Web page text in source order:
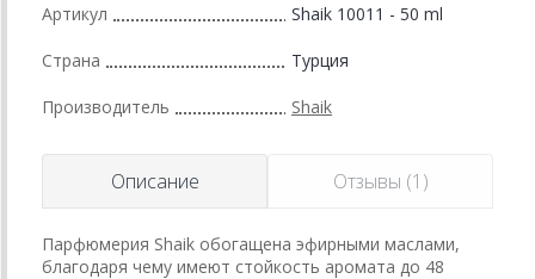
Артикул Shaik 10011 - 50 ml
Страна Турция
Производитель Shaik
Описание Отзывы (1)
Парфюмерия Shaik обогащена эфирными маслами,
благодаря чему имеют стойкость аромата до 48